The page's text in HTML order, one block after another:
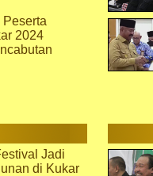
2024
Jadi
di Kukar